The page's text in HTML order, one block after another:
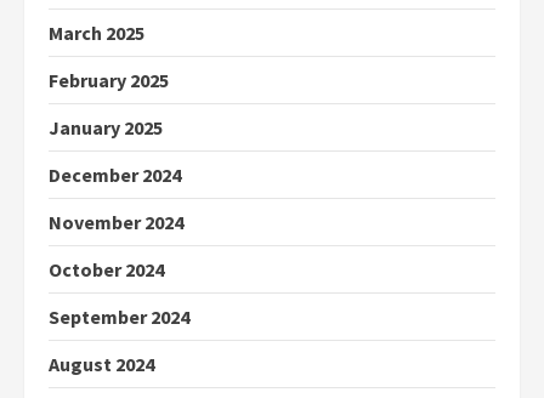
March 2025
February 2025
January 2025
December 2024
November 2024
October 2024
September 2024
August 2024